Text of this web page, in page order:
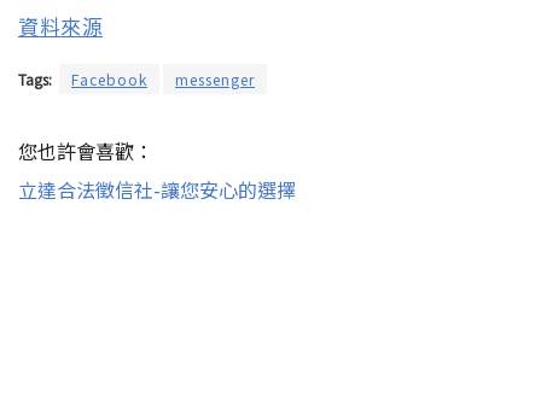
資料來源
Tags: Facebook messenger
您也許會喜歡：
立達合法徵信社-讓您安心的選擇